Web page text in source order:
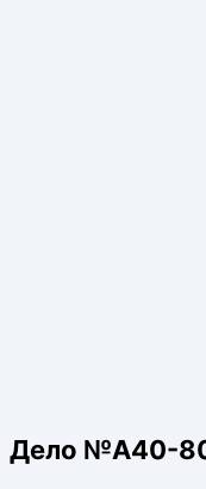
Дело №А40-